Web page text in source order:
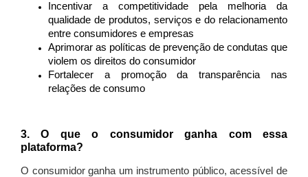
Incentivar a competitividade pela melhoria da
qualidade de produtos, serviços e do relacionamento
entre consumidores e empresas
Aprimorar as políticas de prevenção de condutas que
violem os direitos do consumidor
Fortalecer a promoção da transparência nas
relações de consumo
3. O que o consumidor ganha com essa
plataforma?
O consumidor ganha um instrumento público, acessível de